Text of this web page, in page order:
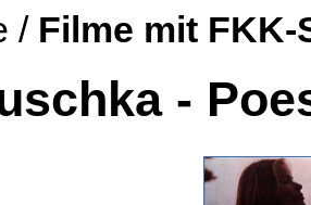
/ Filme mit FKK-
-